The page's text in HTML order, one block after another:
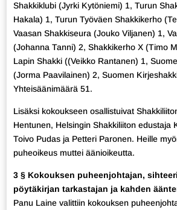
Shakkiklubi (Jyrki Kytöniemi) 1, Turun
Hakala) 1, Turun Työväen Shakkikerho
Vaasan Shakkiseura (Jouko Viljanen) 1,
(Johanna Tanni) 2, Shakkikerho X (Timo
Lapin Shakki ((Veikko Rantanen) 1,
(Jorma Paavilainen) 2, Suomen
Yhteisäänimäärä 51.
Lisäksi kokoukseen osallistuivat
Hentunen, Helsingin Shakkiliiton edustaja
Toivo Pudas ja Petteri Paronen. Heille
puheoikeus muttei äänioikeutta.
3 § Kokouksen puheenjohtajan,
pöytäkirjan tarkastajan ja kahden
Panu Laine valittiin kokouksen